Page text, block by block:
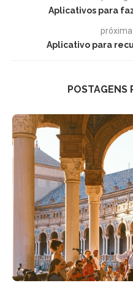
Aplicativos para
Aplicativo para
POSTAGENS